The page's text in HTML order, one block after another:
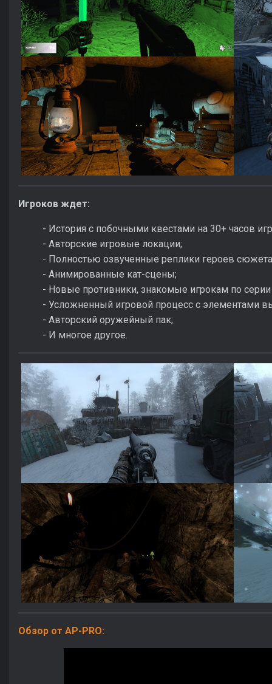
Игроков ждет:
- История с побочными квестами на 30+ часов
- Авторские игровые локации;
- Полностью озвученные реплики героев
- Анимированные кат-сцены;
- Новые противники, знакомые игрокам по
- Усложненный игровой процесс с элементами
- Авторский оружейный пак;
- И многое другое.
Обзор от AP-PRO: